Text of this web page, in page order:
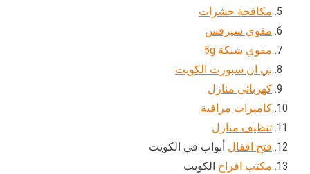
مكافحة حشرات
مقوي سيرفس
مقوي شبكة 5g
بي ان سبورت الكويت
كهربائي منازل
كاميرات مراقبة
تنظيف منازل
فتح اقفال أبواب في الكويت
مكتب افراح الكويت